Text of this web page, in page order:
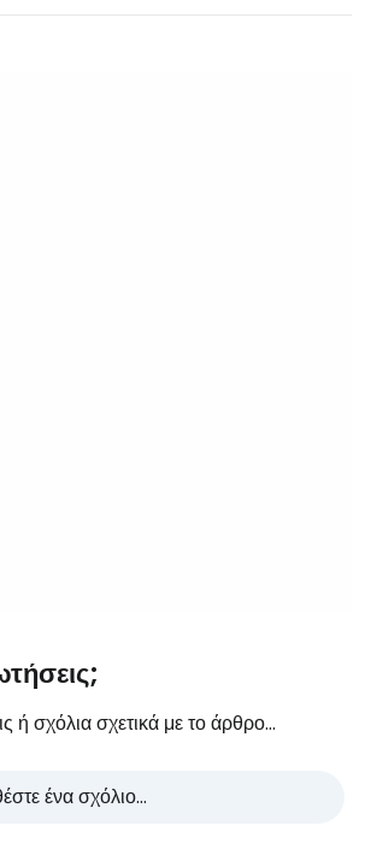
ή σχόλια σχετικά με το άρθρο...
ένα σχόλιο...